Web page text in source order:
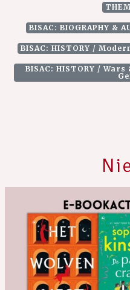
BISAC: BIOGRAPHY &
BISAC: HISTORY /
BISAC: HISTORY /